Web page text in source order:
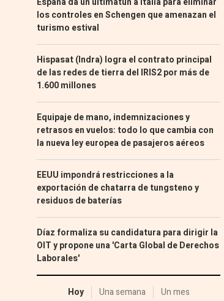
los controles en Schengen que amenazan el
turismo estival
Hispasat (Indra) logra el contrato principal
de las redes de tierra del IRIS2 por más de
1.600 millones
Equipaje de mano, indemnizaciones y
retrasos en vuelos: todo lo que cambia con
la nueva ley europea de pasajeros aéreos
EEUU impondrá restricciones a la
exportación de chatarra de tungsteno y
residuos de baterías
Díaz formaliza su candidatura para dirigir la
OIT y propone una 'Carta Global de Derechos
Laborales'
Hoy Una semana Un mes